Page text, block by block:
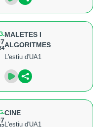
MALETES I
ALGORITMES
L'estiu d'UA1
CINE
L'estiu d'UA1